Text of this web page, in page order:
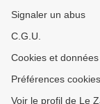
Signaler un abus
C.G.U.
Cookies et
Préférences cookies
Voir le profil de Le